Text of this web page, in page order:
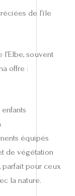
de l’île
souvent
offre :
équipés
de végétation
parfait pour ceux
la nature.